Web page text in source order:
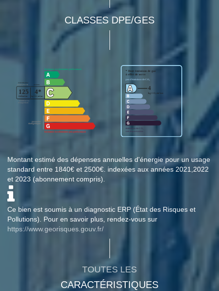
CLASSES DPE/GES
Montant estimé des dépenses annuelles d'énergie pour un usage
standard entre 1840€ et 2500€. indexées aux années 2021,2022
et 2023 (abonnement compris).
Ce bien est soumis à un diagnostic ERP (État des Risques et
Pollutions). Pour en savoir plus, rendez-vous sur
https://www.georisques.gouv.fr/
TOUTES LES
CARACTÉRISTIQUES